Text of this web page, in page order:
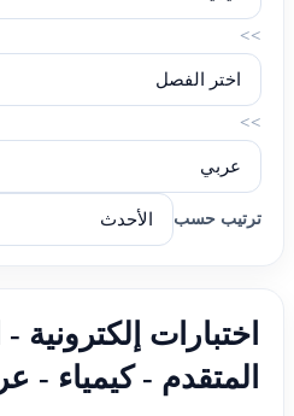
>>
>>
ترتيب حسب
اختبارات
المتقدم - كيمياء -